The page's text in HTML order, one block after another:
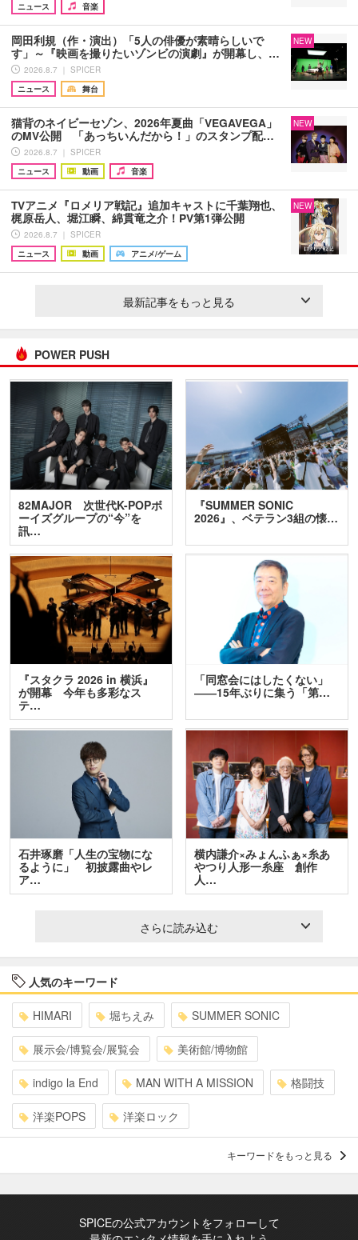
ニュース
音楽
岡田利規（作・演出）「5人の俳優が素晴らしいで
す」～『映画を撮りたいゾンビの演劇』が開幕し、…
2026.8.7 ｜ SPICER
ニュース
舞台
NEW
猫背のネイビーセゾン、2026年夏曲「VEGAVEGA」
のMV公開 「あっちいんだから！」のスタンプ配…
2026.8.7 ｜ SPICER
ニュース
動画 音楽
NEW
TVアニメ『ロメリア戦記』追加キャストに千葉翔也、
梶原岳人、堀江瞬、綿貫竜之介！PV第1弾公開
2026.8.7 ｜ SPICER
ニュース
動画 アニメ/ゲーム
NEW
最新記事をもっと見る
POWER PUSH
82MAJOR 次世代K-POPボ
ーイズグループの“今”を
訊…
『SUMMER SONIC
2026』、ベテラン3組の懐…
『スタクラ 2026 in 横浜』
が開幕 今年も多彩なス
テ…
「同窓会にはしたくない」
――15年ぶりに集う「第…
石井琢磨「人生の宝物にな
るように」 初披露曲やレ
ア…
横内謙介×みょんふぁ×糸あ
やつり人形一糸座 創作
人…
さらに読み込む
人気のキーワード
HIMARI 堀ちえみ SUMMER SONIC
展示会/博覧会/展覧会 美術館/博物館
indigo la End MAN WITH A MISSION 格闘技
洋楽POPS 洋楽ロック
キーワードをもっと見る
SPICEの公式アカウントをフォローして